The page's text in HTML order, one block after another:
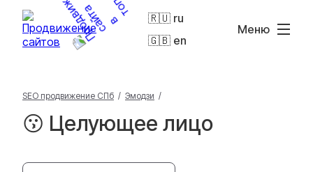
🇷🇺 ru
🇬🇧 en
Меню
SEO продвижение СПб / Эмодзи /
😗 Целующее лицо